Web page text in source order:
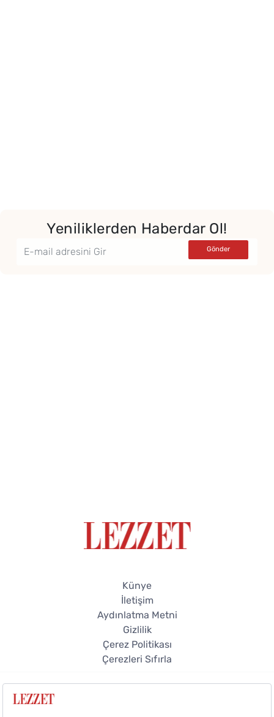
Yeniliklerden Haberdar Ol!
Künye
İletişim
Aydınlatma Metni
Gizlilik
Çerez Politikası
Çerezleri Sıfırla